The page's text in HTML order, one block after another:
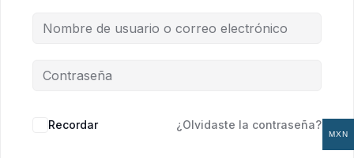
Recordar ¿Olvidaste la contraseña?
MXN